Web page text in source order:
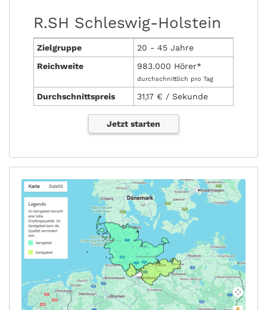
R.SH Schleswig-Holstein
Zielgruppe
20 - 45 Jahre
Reichweite
983.000 Hörer*
durchschnittlich pro Tag
Durchschnittspreis 31,17 € / Sekunde
Jetzt starten